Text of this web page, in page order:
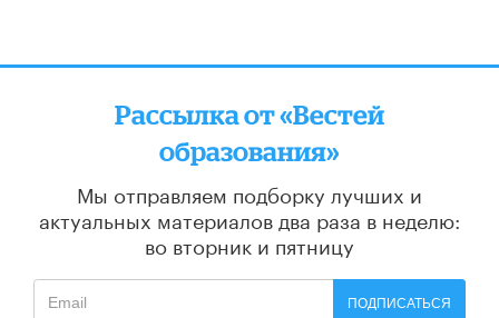
Рассылка от «Вестей
образования»
Мы отправляем подборку лучших и
актуальных материалов два раза в неделю:
во вторник и пятницу
ПОДПИСАТЬСЯ